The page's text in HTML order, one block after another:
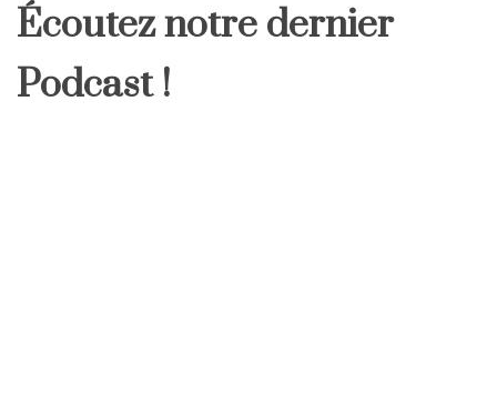
Écoutez notre dernier
Podcast !